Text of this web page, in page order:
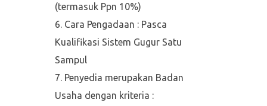
(termasuk Ppn 10%)
Cara Pengadaan : Pasca
Kualifikasi Sistem Gugur Satu
Sampul
Penyedia merupakan Badan
Usaha dengan kriteria :